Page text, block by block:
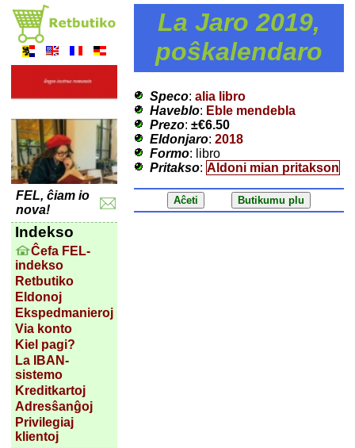
FEL, ĉiam io
nova!
Indekso
Ĉefa FEL-
indekso
Retbutiko
Eldonoj
Ekspedmanieroj
Via konto
Kiel pagi?
La IBAN-
sistemo
Kreditkartoj
Adresŝanĝoj
Privilegiaj
klientoj
La Jaro 2019,
poŝkalendaro
Speco: alia libro
Haveblo: Eble mendebla
Prezo: ±€6.50
Eldonjaro: 2018
Formo: libro
Pritakso: Aldoni mian pritakson